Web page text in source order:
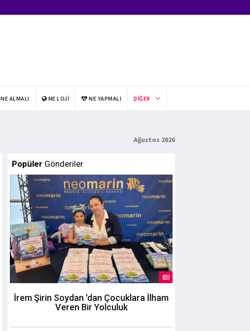
NE ALMALI NE LOJI NE YAPMALI DIĞER
Ağustos 2026
Popüler Gönderiler
İrem Şirin Soydan 'dan Çocuklara İlham
Veren Bir Yolculuk